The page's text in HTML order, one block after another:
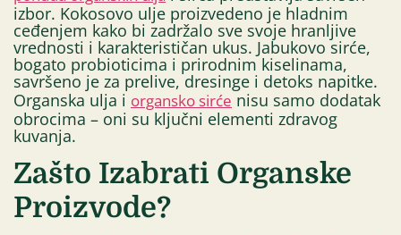
izbor. Kokosovo ulje proizvedeno je hladnim
ceđenjem kako bi zadržalo sve svoje hranljive
vrednosti i karakterističan ukus. Jabukovo sirće,
bogato probioticima i prirodnim kiselinama,
savršeno je za prelive, dresinge i detoks napitke.
Organska ulja i organsko sirće nisu samo dodatak
obrocima – oni su ključni elementi zdravog
kuvanja.
Zašto Izabrati Organske
Proizvode?